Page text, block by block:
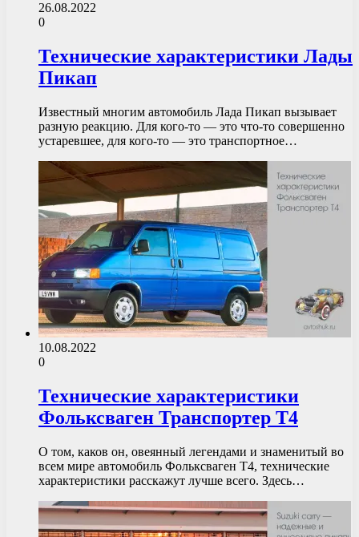
26.08.2022
0
Технические характеристики Лады
Пикап
Известный многим автомобиль Лада Пикап вызывает
разную реакцию. Для кого-то — это что-то совершенно
устаревшее, для кого-то — это транспортное…
10.08.2022
0
Технические характеристики
Фольксваген Транспортер Т4
О том, каков он, овеянный легендами и знаменитый во
всем мире автомобиль Фольксваген Т4, технические
характеристики расскажут лучше всего. Здесь…